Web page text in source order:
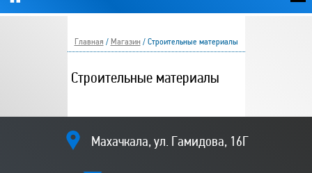
Главная / Магазин / Строительные материалы
Строительные материалы
Махачкала, ул. Гамидова, 16Г